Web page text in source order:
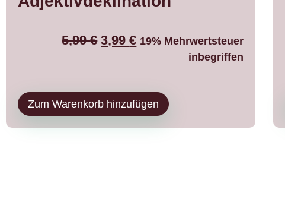
5,99€ 3,99€ 19% Mehrwertsteuer
inbegriffen
Zum Warenkorb hinzufügen